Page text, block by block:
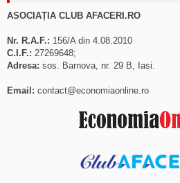
ASOCIAȚIA CLUB AFACERI.RO
Nr. R.A.F.: 156/A din 4.08.2010
C.I.F.: 27269648;
Adresa: sos. Barnova, nr. 29 B, Iasi.
Email: contact@economiaonline.ro